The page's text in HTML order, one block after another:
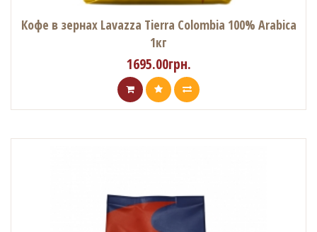
Кофе в зернах Lavazza Tierra Colombia 100% Arabica
1кг
1695.00грн.